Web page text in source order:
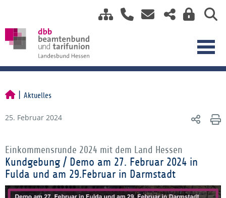
Aktuelles
25. Februar 2024
Einkommensrunde 2024 mit dem Land Hessen
Kundgebung / Demo am 27. Februar 2024 in
Fulda und am 29.Februar in Darmstadt